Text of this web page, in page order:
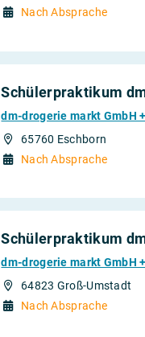
Nach Absprache
Schülerpraktikum
dm-drogerie markt GmbH
65760 Eschborn
Nach Absprache
Schülerpraktikum
dm-drogerie markt GmbH
64823 Groß-Umstadt
Nach Absprache